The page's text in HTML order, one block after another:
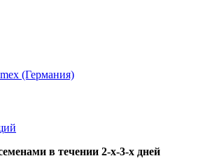
(Германия)
в течении 2-х-3-х дней